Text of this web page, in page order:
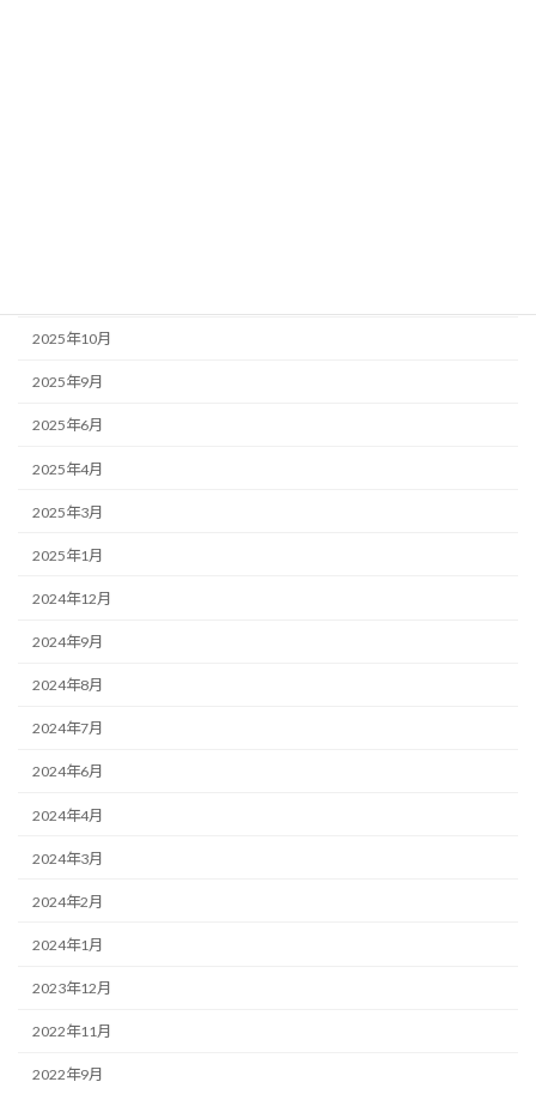
2025年10月
2025年9月
2025年6月
2025年4月
2025年3月
2025年1月
2024年12月
2024年9月
2024年8月
2024年7月
2024年6月
2024年4月
2024年3月
2024年2月
2024年1月
2023年12月
2022年11月
2022年9月